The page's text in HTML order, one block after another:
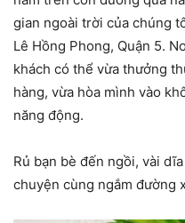
gian ngoài trời của chúng
Lê Hồng Phong, Quận 5.
khách có thể vừa thưởng
hàng, vừa hòa mình vào
năng động.
Rủ bạn bè đến ngồi, vài
chuyện cùng ngắm đường